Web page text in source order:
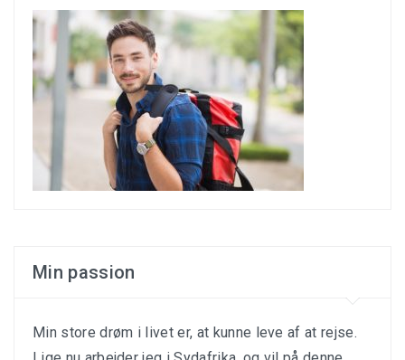
Min passion
Min store drøm i livet er, at kunne leve af at rejse.